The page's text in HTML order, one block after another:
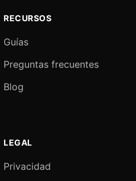
RECURSOS
Guías
Preguntas frecuentes
Blog
LEGAL
Privacidad